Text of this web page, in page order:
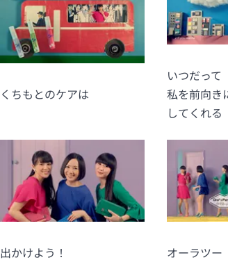
くちもとのケアは
いつだって
私を前向き
してくれる
出かけよう！ オーラツー